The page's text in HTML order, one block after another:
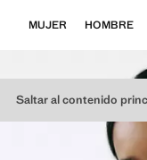
Saltar al contenido
MUJER HOMBRE